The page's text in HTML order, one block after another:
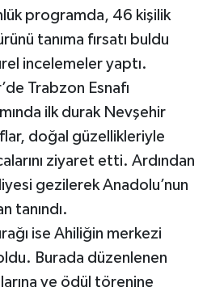
programda, 46 kişilik
tanıma fırsatı buldu
incelemeler yaptı.
Trabzon Esnafı
ilk durak Nevşehir
doğal güzellikleriyle
ziyaret etti. Ardından
gezilerek Anadolu’nun
tanındı.
ise Ahiliğin merkezi
Burada düzenlenen
ve ödül törenine